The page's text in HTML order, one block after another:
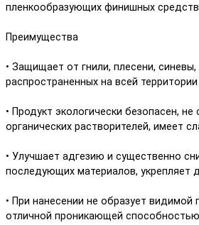
пленкообразующих финишных средств
Преимущества
• Защищает от гнили, плесени,
распространенных на всей
• Продукт экологически безопасен,
органических растворителей, имеет
• Улучшает адгезию и существенно
последующих материалов, укрепляет
• При нанесении не образует видимой
отличной проникающей